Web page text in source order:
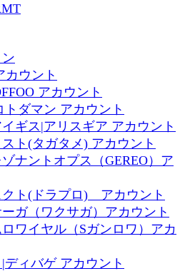
カウント
アカウント
トダマン アカウント
ギス|アリスギア アカウント
ト(タガタメ) アカウント
ナントオプス（GEREO）ア
クト(ドラプロ) アカウント
ガ（ワクサガ）アカウント
ワイヤル（Sガンロワ）アカ
ィバゲ アカウント